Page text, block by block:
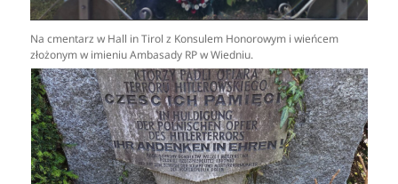
Na cmentarz w Hall in Tirol z Konsulem Honorowym i wieńcem
złożonym w imieniu Ambasady RP w Wiedniu.